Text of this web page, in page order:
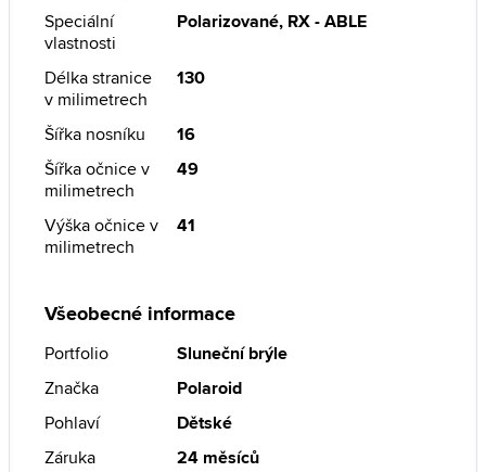
Speciální
vlastnosti
Polarizované, RX - ABLE
Délka stranice
v milimetrech
130
Šířka nosníku
16
Šířka očnice v
milimetrech
49
Výška očnice v
milimetrech
41
Všeobecné informace
Portfolio
Sluneční brýle
Značka
Polaroid
Pohlaví
Dětské
Záruka
24 měsíců